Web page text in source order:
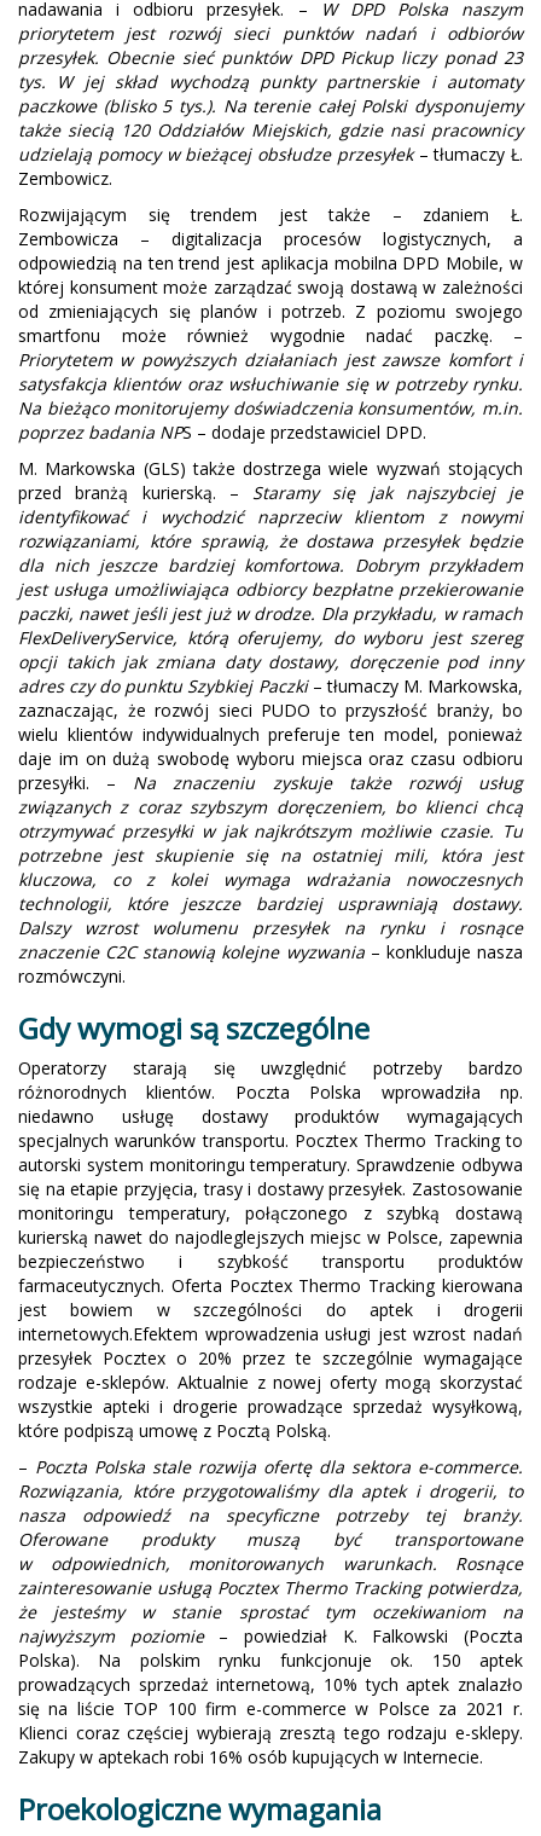
nadawania i odbioru przesyłek. –
W DPD Polska naszym
priorytetem jest rozwój sieci punktów nadań i odbiorów
przesyłek. Obecnie sieć punktów DPD Pickup liczy ponad 23
tys. W jej skład wychodzą punkty partnerskie i automaty
paczkowe (blisko 5 tys.). Na terenie całej Polski dysponujemy
także siecią 120 Oddziałów Miejskich, gdzie nasi pracownicy
udzielają pomocy w bieżącej obsłudze przesyłek– tłumaczy Ł.
Zembowicz.
Rozwijającym się trendem jest także – zdaniem Ł.
Zembowicza – digitalizacja procesów logistycznych, a
odpowiedzią na ten trend jest aplikacja mobilna DPD Mobile, w
której konsument może zarządzać swoją dostawą w zależności
od zmieniających się planów i potrzeb. Z poziomu swojego
smartfonu może również wygodnie nadać paczkę. –
Priorytetem w powyższych działaniach jest zawsze komfort i
satysfakcja klientów oraz wsłuchiwanie się w potrzeby rynku.
Na bieżąco monitorujemy doświadczenia konsumentów, m.in.
poprzez badania NPS – dodaje przedstawiciel DPD.
M. Markowska (GLS) także dostrzega wiele wyzwań stojących
przed branżą kurierską. – Staramy się jak najszybciej je
identyfikować i wychodzić naprzeciw klientom z nowymi
rozwiązaniami, które sprawią, że dostawa przesyłek będzie
dla nich jeszcze bardziej komfortowa. Dobrym przykładem
jest usługa umożliwiająca odbiorcy bezpłatne przekierowanie
paczki, nawet jeśli jest już w drodze. Dla przykładu, w ramach
FlexDeliveryService, którą oferujemy, do wyboru jest szereg
opcji takich jak zmiana daty dostawy, doręczenie pod inny
adres czy do punktu Szybkiej Paczki– tłumaczy M. Markowska,
zaznaczając, że rozwój sieci PUDO to przyszłość branży, bo
wielu klientów indywidualnych preferuje ten model, ponieważ
daje im on dużą swobodę wyboru miejsca oraz czasu odbioru
przesyłki. – Na znaczeniu zyskuje także rozwój usług
związanych z coraz szybszym doręczeniem, bo klienci chcą
otrzymywać przesyłki w jak najkrótszym możliwie czasie. Tu
potrzebne jest skupienie się na ostatniej mili, która jest
kluczowa, co z kolei wymaga wdrażania nowoczesnych
technologii, które jeszcze bardziej usprawniają dostawy.
Dalszy wzrost wolumenu przesyłek na rynku i rosnące
znaczenie C2C stanowią kolejne wyzwania– konkluduje nasza
rozmówczyni.
Gdy wymogi są szczególne
Operatorzy starają się uwzględnić potrzeby bardzo
różnorodnych klientów. Poczta Polska wprowadziła np.
niedawno usługę dostawy produktów wymagających
specjalnych warunków transportu. Pocztex Thermo Tracking to
autorski system monitoringu temperatury. Sprawdzenie odbywa
się na etapie przyjęcia, trasy i dostawy przesyłek. Zastosowanie
monitoringu temperatury, połączonego z szybką dostawą
kurierską nawet do najodleglejszych miejsc w Polsce, zapewnia
bezpieczeństwo i szybkość transportu produktów
farmaceutycznych. Oferta Pocztex Thermo Tracking kierowana
jest bowiem w szczególności do aptek i drogerii
internetowych.Efektem wprowadzenia usługi jest wzrost nadań
przesyłek Pocztex o 20% przez te szczególnie wymagające
rodzaje e-sklepów. Aktualnie z nowej oferty mogą skorzystać
wszystkie apteki i drogerie prowadzące sprzedaż wysyłkową,
które podpiszą umowę z Pocztą Polską.
– Poczta Polska stale rozwija ofertę dla sektora e-commerce.
Rozwiązania, które przygotowaliśmy dla aptek i drogerii, to
nasza odpowiedź na specyficzne potrzeby tej branży.
Oferowane produkty muszą być transportowane
w odpowiednich, monitorowanych warunkach. Rosnące
zainteresowanie usługą Pocztex Thermo Tracking potwierdza,
że jesteśmy w stanie sprostać tym oczekiwaniom na
najwyższym poziomie– powiedział K. Falkowski (Poczta
Polska). Na polskim rynku funkcjonuje ok. 150 aptek
prowadzących sprzedaż internetową, 10% tych aptek znalazło
się na liście TOP 100 firm e-commerce w Polsce za 2021 r.
Klienci coraz częściej wybierają zresztą tego rodzaju e-sklepy.
Zakupy w aptekach robi 16% osób kupujących w Internecie.
Proekologiczne wymagania